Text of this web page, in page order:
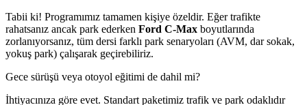
Tabii ki! Programımız tamamen kişiye özeldir. Eğer trafikte
rahatsanız ancak park ederken Ford C-Max boyutlarında
zorlanıyorsanız, tüm dersi farklı park senaryoları (AVM, dar sokak,
yokuş park) çalışarak geçirebiliriz.
Gece sürüşü veya otoyol eğitimi de dahil mi?
İhtiyacınıza göre evet. Standart paketimiz trafik ve park odaklıdır